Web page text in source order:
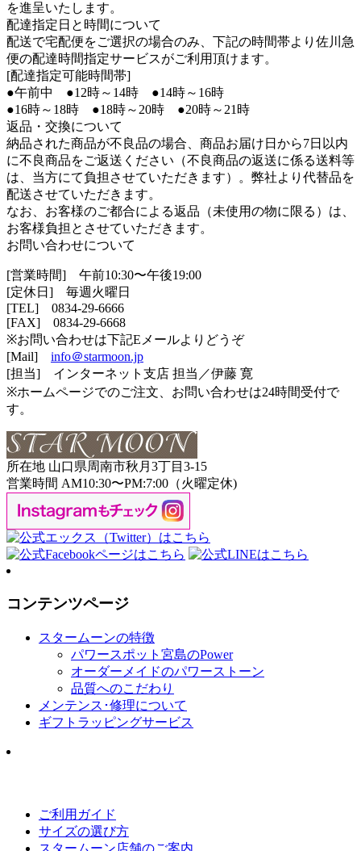
を進呈いたします。
配達指定日と時間について
配送で宅配便をご選択の場合のみ、下記の時間帯より佐川急
便の配達時間指定サービスがご利用頂けます。
[配達指定可能時間帯]
●午前中 ●12時～14時 ●14時～16時
●16時～18時 ●18時～20時 ●20時～21時
返品・交換について
納品された商品が不良品の場合、商品お届け日から7日以内
に不良商品をご返送ください（不良商品の返送に係る送料等
は、当方にて負担させていただきます）。弊社より代替品を
配送させていただきます。
なお、お客様のご都合による返品（未使用の物に限る）は、
お客様負担とさせていただきます。
お問い合わせについて
[営業時間] 午前10:30〜午後19:00
[定休日] 毎週火曜日
[TEL] 0834-29-6666
[FAX] 0834-29-6668
※お問い合わせは下記Eメールよりどうぞ
[Mail] info＠starmoon.jp
[担当] インターネット支店 担当／伊藤 寛
※ホームページでのご注文、お問い合わせは24時間受付で
す。
所在地 山口県周南市秋月3丁目3-15
営業時間 AM10:30〜PM:7:00（火曜定休)
コンテンツページ
スタームーンの特徴
パワースポット宮島のPower
オーダーメイドのパワーストーン
品質へのこだわり
メンテンス･修理について
ギフトラッピングサービス
ご利用ガイド
サイズの選び方
スタームーン店舗のご案内